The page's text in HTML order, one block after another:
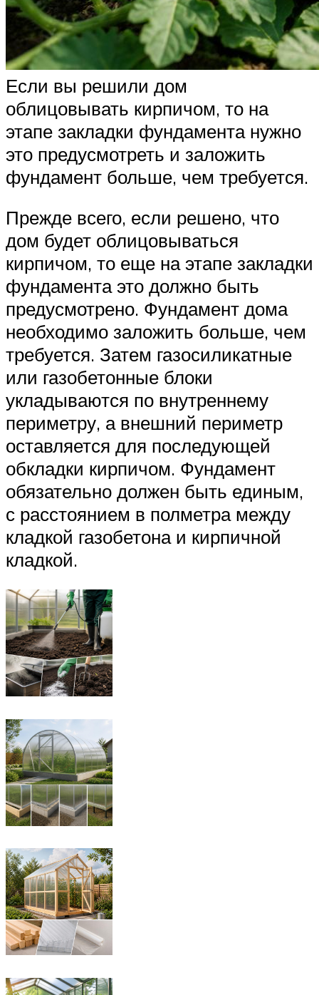
Если вы решили дом
облицовывать кирпичом, то на
этапе закладки фундамента нужно
это предусмотреть и заложить
фундамент больше, чем требуется.
Прежде всего, если решено, что
дом будет облицовываться
кирпичом, то еще на этапе закладки
фундамента это должно быть
предусмотрено. Фундамент дома
необходимо заложить больше, чем
требуется. Затем газосиликатные
или газобетонные блоки
укладываются по внутреннему
периметру, а внешний периметр
оставляется для последующей
обкладки кирпичом. Фундамент
обязательно должен быть единым,
с расстоянием в полметра между
кладкой газобетона и кирпичной
кладкой.